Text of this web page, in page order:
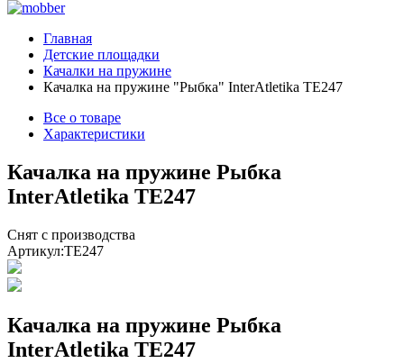
Главная
Детские площадки
Качалки на пружине
Качалка на пружине "Рыбка" InterAtletika ТЕ247
Все о товаре
Характеристики
Качалка на пружине Рыбка
InterAtletika ТЕ247
Снят с производства
Артикул:TE247
Качалка на пружине Рыбка
InterAtletika ТЕ247